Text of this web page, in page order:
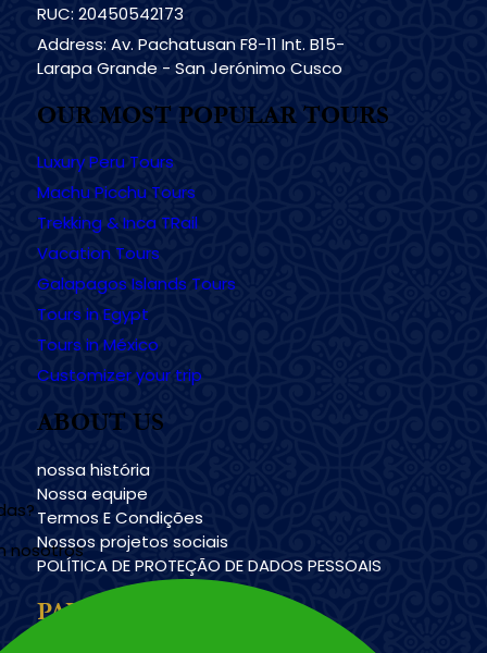
nosotros
RUC: 20450542173
Address: Av. Pachatusan F8-11 Int. B15-
Larapa Grande - San Jerónimo Cusco
OUR MOST POPULAR TOURS
Luxury Peru Tours
Machu Picchu Tours
Trekking & Inca TRail
Vacation Tours
Galapagos Islands Tours
Tours in Egypt
Tours in México
Customizer your trip
ABOUT US
nossa história
Nossa equipe
Termos E Condições
Nossos projetos sociais
POLÍTICA DE PROTEÇÃO DE DADOS PESSOAIS
PAYMENT METHODS